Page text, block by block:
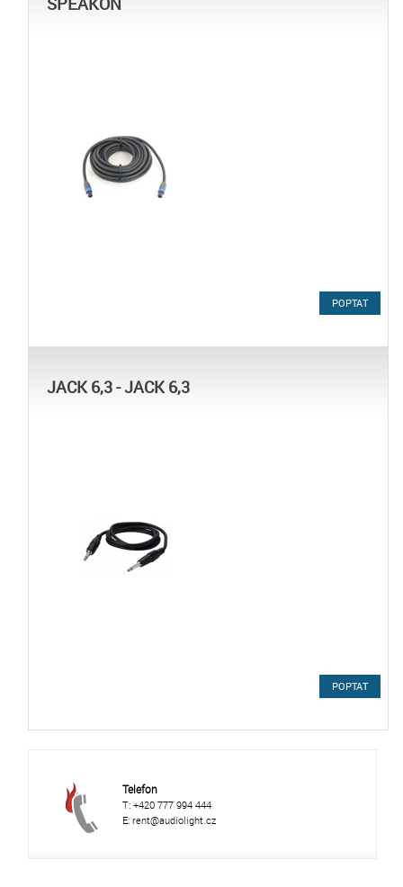
POPTAT
JACK 6,3 - JACK 6,3
POPTAT
Telefon
T: +420 777 994 444
E: rent@audiolight.cz